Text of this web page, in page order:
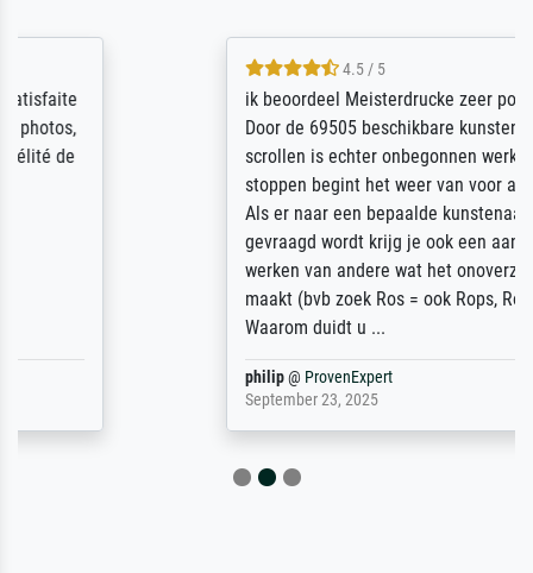
ik beoordeel Meisterdrucke zeer positief.
Door de 69505 beschikbare kunstenaars
scrollen is echter onbegonnen werk (na
stoppen begint het weer van voor af aan).
Als er naar een bepaalde kunstenaar
gevraagd wordt krijg je ook een aantal
werken van andere wat het onoverzichtelijk
maakt (bvb zoek Ros = ook Rops, Rose etc).
ProvenExpert